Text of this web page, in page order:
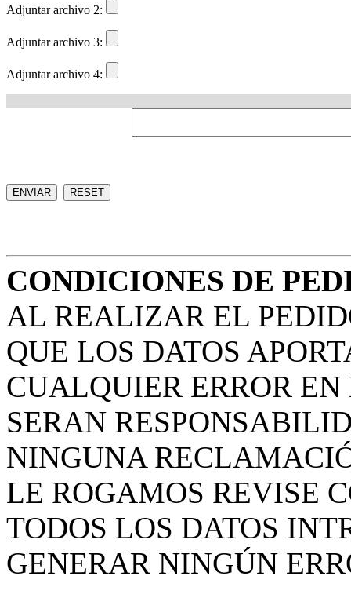
Adjuntar archivo 2:
Adjuntar archivo 3:
Adjuntar archivo 4:
CONDICIONES DE
AL REALIZAR EL
QUE LOS DATOS
CUALQUIER ERROR
SERAN
NINGUNA
LE ROGAMOS REVISE
TODOS LOS DATOS
GENERAR NINGÚN